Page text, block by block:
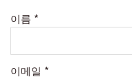
이름 *
이메일 *